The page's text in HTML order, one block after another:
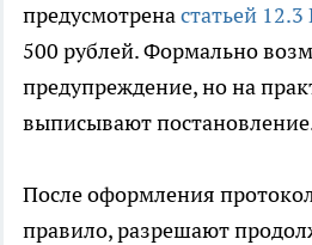
предусмотренастатьей
500 рублей. Формально
предупреждение, но на
выписывают
После оформления
правило, разрешают